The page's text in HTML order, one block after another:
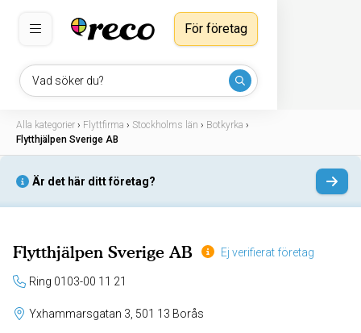
Vad söker du?
För företag
Alla kategorier › Flyttfirma › Stockholms län › Botkyrka ›
Flytthjälpen Sverige AB
Är det här ditt företag?
Flytthjälpen Sverige AB Ej verifierat företag
Ring 0103-00 11 21
Yxhammarsgatan 3, 501 13 Borås